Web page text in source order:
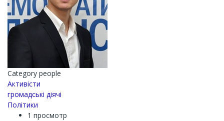
Category people
Активісти
громадські діячі
Політики
1 просмотр